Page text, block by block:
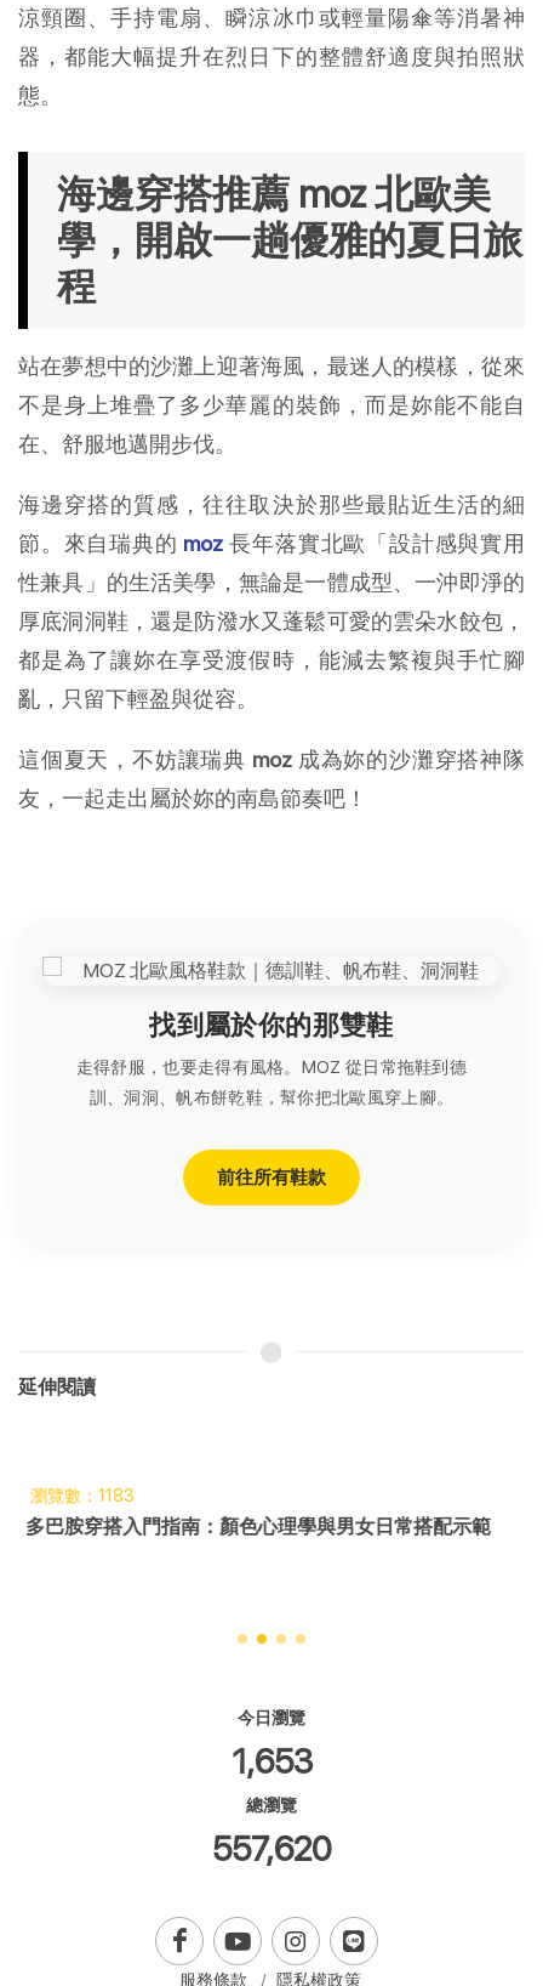
涼頸圈、手持電扇、瞬涼冰巾或輕量陽傘等消暑神
器，都能大幅提升在烈日下的整體舒適度與拍照狀
態。
海邊穿搭推薦 moz 北歐美
學，開啟一趟優雅的夏日旅
程
站在夢想中的沙灘上迎著海風，最迷人的模樣，從來
不是身上堆疊了多少華麗的裝飾，而是妳能不能自
在、舒服地邁開步伐。
海邊穿搭的質感，往往取決於那些最貼近生活的細
節。來自瑞典的 moz 長年落實北歐「設計感與實用
性兼具」的生活美學，無論是一體成型、一沖即淨的
厚底洞洞鞋，還是防潑水又蓬鬆可愛的雲朵水餃包，
都是為了讓妳在享受渡假時，能減去繁複與手忙腳
亂，只留下輕盈與從容。
這個夏天，不妨讓瑞典 moz 成為妳的沙灘穿搭神隊
友，一起走出屬於妳的南島節奏吧！
找到屬於你的那雙鞋
走得舒服，也要走得有風格。MOZ 從日常拖鞋到德
訓、洞洞、帆布餅乾鞋，幫你把北歐風穿上腳。
前往所有鞋款
延伸閱讀
瀏覽數：1183
多巴胺穿搭入門指南：顏色心理學與男女日常搭配示範
今日瀏覽
1,653
總瀏覽
557,620
服務條款 隱私權政策